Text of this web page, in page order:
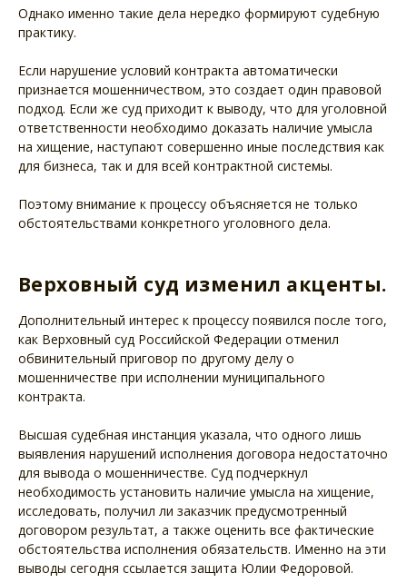
Однако именно такие дела нередко формируют судебную
практику.
Если нарушение условий контракта автоматически
признается мошенничеством, это создает один правовой
подход. Если же суд приходит к выводу, что для уголовной
ответственности необходимо доказать наличие умысла
на хищение, наступают совершенно иные последствия как
для бизнеса, так и для всей контрактной системы.
Поэтому внимание к процессу объясняется не только
обстоятельствами конкретного уголовного дела.
Верховный суд изменил акценты.
Дополнительный интерес к процессу появился после того,
как Верховный суд Российской Федерации отменил
обвинительный приговор по другому делу о
мошенничестве при исполнении муниципального
контракта.
Высшая судебная инстанция указала, что одного лишь
выявления нарушений исполнения договора недостаточно
для вывода о мошенничестве. Суд подчеркнул
необходимость установить наличие умысла на хищение,
исследовать, получил ли заказчик предусмотренный
договором результат, а также оценить все фактические
обстоятельства исполнения обязательств. Именно на эти
выводы сегодня ссылается защита Юлии Федоровой.